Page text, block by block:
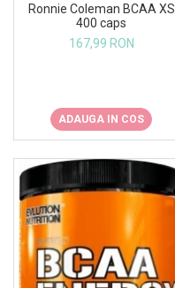
Ronnie Coleman BCAA XS
400 caps
167,99 RON
ADAUGA IN COS